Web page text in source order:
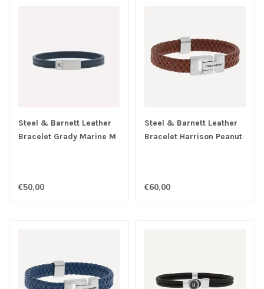
Steel & Barnett Leather
Bracelet Grady Marine M
€50,00
Steel & Barnett Leather
Bracelet Harrison Peanut
€60,00